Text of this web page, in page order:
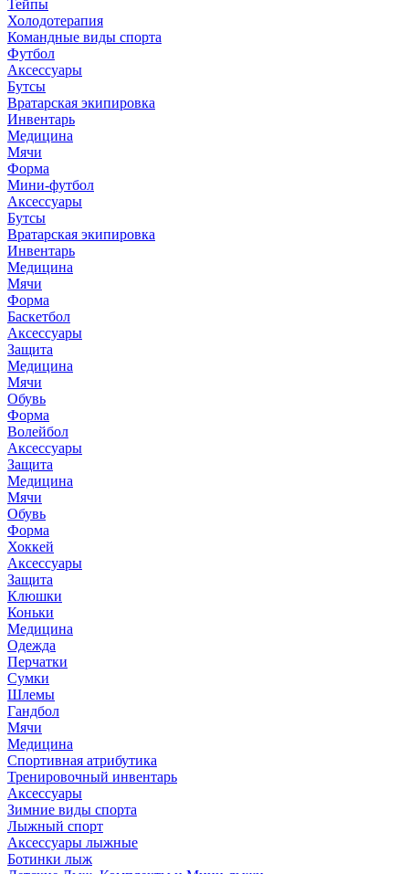
Тейпы
Холодотерапия
Командные виды спорта
Футбол
Аксессуары
Бутсы
Вратарская экипировка
Инвентарь
Медицина
Мячи
Форма
Мини-футбол
Аксессуары
Бутсы
Вратарская экипировка
Инвентарь
Медицина
Мячи
Форма
Баскетбол
Аксессуары
Защита
Медицина
Мячи
Обувь
Форма
Волейбол
Аксессуары
Защита
Медицина
Мячи
Обувь
Форма
Хоккей
Аксессуары
Защита
Клюшки
Коньки
Медицина
Одежда
Перчатки
Сумки
Шлемы
Гандбол
Мячи
Медицина
Спортивная атрибутика
Тренировочный инвентарь
Аксессуары
Зимние виды спорта
Лыжный спорт
Аксессуары лыжные
Ботинки лыж